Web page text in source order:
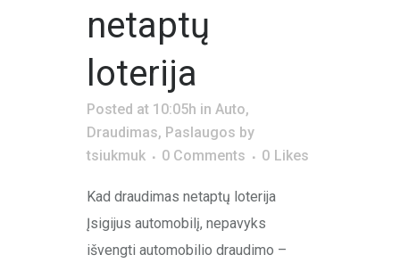
netaptų
loterija
Posted at 10:05h in Auto,
Draudimas, Paslaugos by
tsiukmuk
0 Comments 0 Likes
Kad draudimas netaptų loterija
Įsigijus automobilį, nepavyks
išvengti automobilio draudimo –